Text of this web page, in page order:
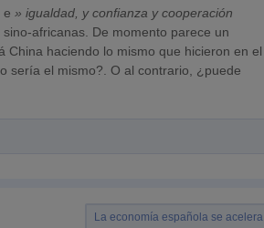
e» igualdad, y confianza y cooperación
africanas. De momento parece un
haciendo lo mismo que hicieron en el
sería el mismo?. O al contrario, ¿puede
La economía española se acelera